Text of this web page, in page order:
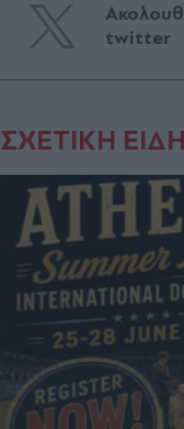
twitter
ΣΧΕΤΙΚΗ